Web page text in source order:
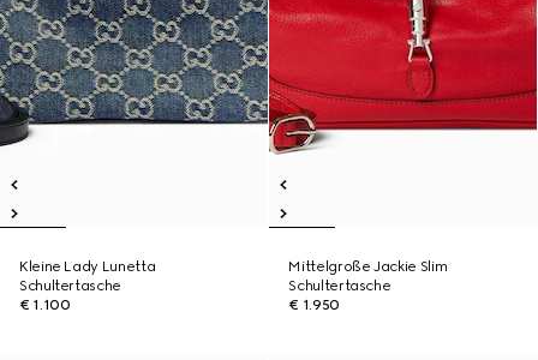
Kleine Lady Lunetta
Schultertasche
€ 1.100
Mittelgroße Jackie Slim
Schultertasche
€ 1.950